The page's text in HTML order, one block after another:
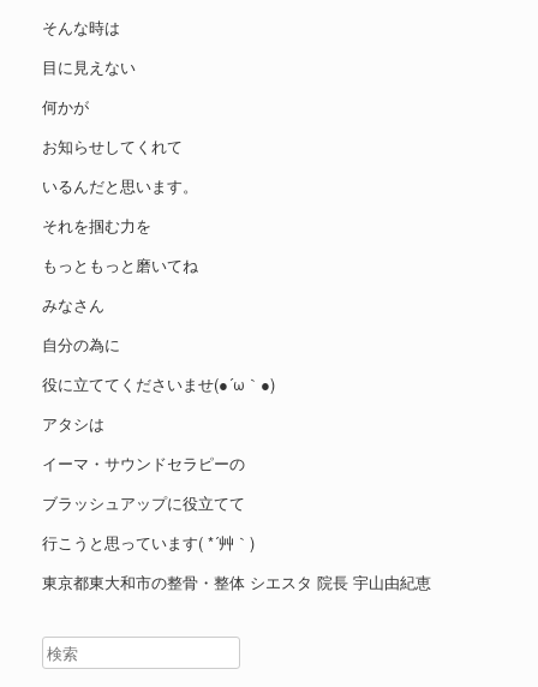
そんな時は
目に見えない
何かが
お知らせしてくれて
いるんだと思います。
それを掴む力を
もっともっと磨いてね
みなさん
自分の為に
役に立ててくださいませ(●´ω｀●)
アタシは
イーマ・サウンドセラピーの
ブラッシュアップに役立てて
行こうと思っています( *´艸｀)
東京都東大和市の整骨・整体 シエスタ 院長 宇山由紀恵